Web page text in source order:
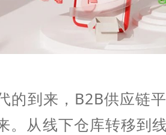
的到来，B2B供应链
。从线下仓库转移到